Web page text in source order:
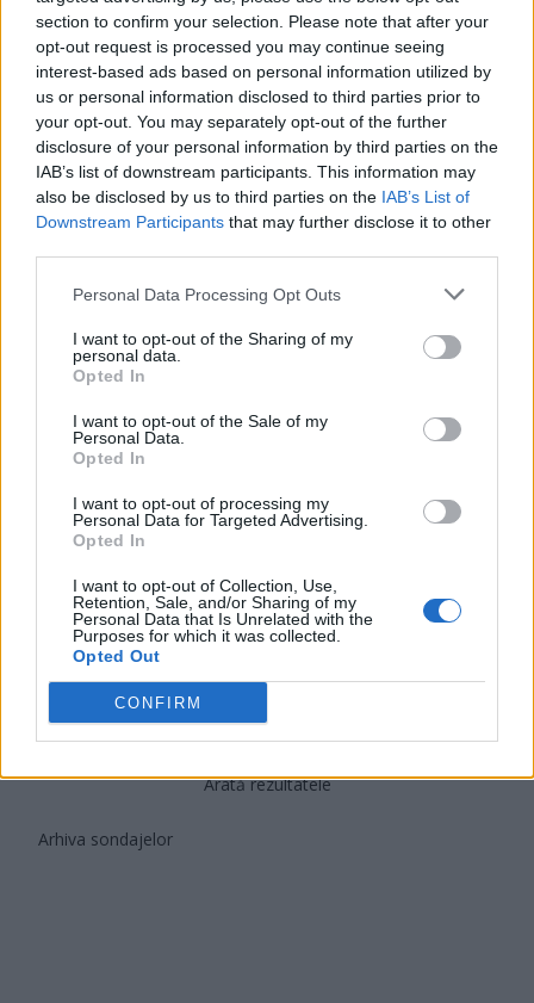
section to confirm your selection. Please note that after your
opt-out request is processed you may continue seeing
interest-based ads based on personal information utilized by
us or personal information disclosed to third parties prior to
your opt-out. You may separately opt-out of the further
disclosure of your personal information by third parties on the
IAB’s list of downstream participants. This information may
also be disclosed by us to third parties on the IAB’s List of
Downstream Participants that may further disclose it to other
Personal Data Processing Opt Outs
I want to opt-out of the Sharing of my
personal data.
Opted In
I want to opt-out of the Sale of my
Personal Data.
Opted In
I want to opt-out of processing my
Personal Data for Targeted Advertising.
Opted In
I want to opt-out of Collection, Use,
Retention, Sale, and/or Sharing of my
Personal Data that Is Unrelated with the
Purposes for which it was collected.
Opted Out
CONFIRM
PSD
AUR
UDMR
PMP (Tomac)
Forța Dreptei (L. Orban)
PNȚMM
REPER
SENS
SOS (Șoșoacă)
POT (Gavrilă)
PACE (Peia)
PDF (Lazarus)
PNȚCD (Pavelescu)
PNCR (Terheș)
Partidul Patrioților (Surugiu)
FAR (Coarnă)
România pe Primul Loc (Ponta)
Arată rezultatele
Arhiva sondajelor